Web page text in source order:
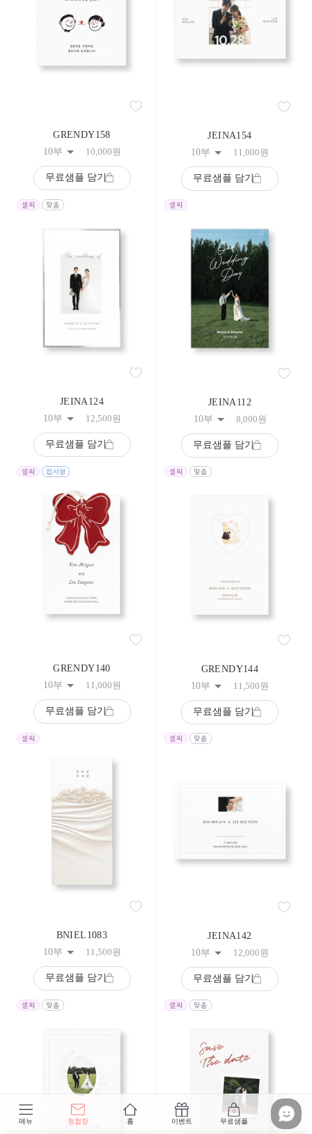
메뉴 청첩장 홈 이벤트
0
무료샘플
GRENDY158
10부
10,000원
무료샘플 담기
JEINA154
10부
11,000원
무료샘플 담기
JEINA124
10부
12,500원
무료샘플 담기
JEINA112
10부
8,000원
무료샘플 담기
GRENDY140
10부
11,000원
무료샘플 담기
GRENDY144
10부
11,500원
무료샘플 담기
BNIEL1083
10부
11,500원
무료샘플 담기
JEINA142
10부
12,000원
무료샘플 담기